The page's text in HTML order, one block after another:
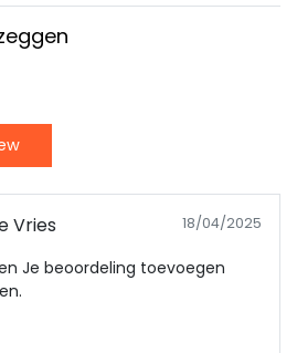
Vries 18/04/2025
Je beoordeling toevoegen